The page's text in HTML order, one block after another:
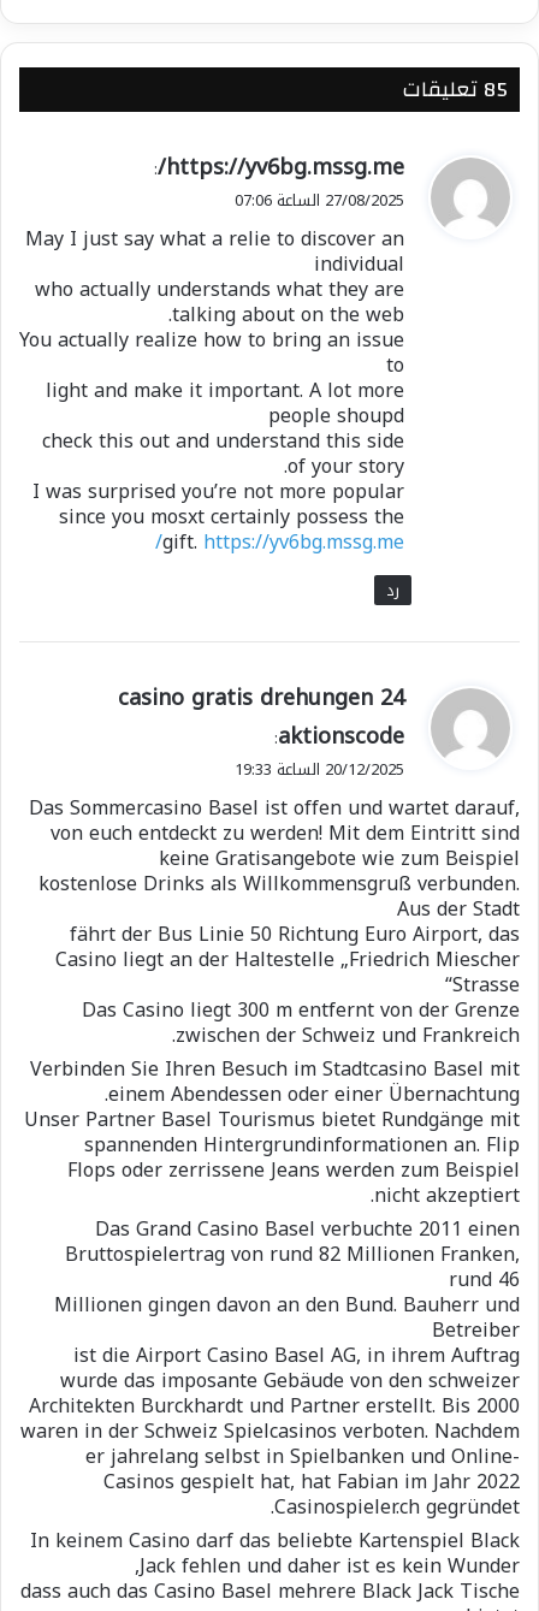
‫85 تعليقات
ي
ق
ل
https://yv6bg.mssg.me/
:
27/08/2025 الساعة 07:06
May I just say what a relie to discover an
individual
who actually understands what they are
talking about on the web.
You actually realize how to bring an issue
to
light and make it important. A lot more
people shoupd
check this out and understand this side
of your story.
I was surprised you’re not more popular
since you mosxt certainly possess the
gift. https://yv6bg.mssg.me/
رد
ي
و
ل
24 casino gratis drehungen
aktionscode
:
20/12/2025 الساعة 19:33
Das Sommercasino Basel ist offen und wartet darauf,
von euch entdeckt zu werden! Mit dem Eintritt sind
keine Gratisangebote wie zum Beispiel
kostenlose Drinks als Willkommensgruß verbunden.
Aus der Stadt
fährt der Bus Linie 50 Richtung Euro Airport, das
Casino liegt an der Haltestelle „Friedrich Miescher
Strasse“
Das Casino liegt 300 m entfernt von der Grenze
zwischen der Schweiz und Frankreich.
Verbinden Sie Ihren Besuch im Stadtcasino Basel mit
einem Abendessen oder einer Übernachtung.
Unser Partner Basel Tourismus bietet Rundgänge mit
spannenden Hintergrundinformationen an. Flip
Flops oder zerrissene Jeans werden zum Beispiel
nicht akzeptiert.
Das Grand Casino Basel verbuchte 2011 einen
Bruttospielertrag von rund 82 Millionen Franken,
rund 46
Millionen gingen davon an den Bund. Bauherr und
Betreiber
ist die Airport Casino Basel AG, in ihrem Auftrag
wurde das imposante Gebäude von den schweizer
Architekten Burckhardt und Partner erstellt. Bis 2000
waren in der Schweiz Spielcasinos verboten. Nachdem
er jahrelang selbst in Spielbanken und Online-
Casinos gespielt hat, hat Fabian im Jahr 2022
Casinospieler.ch gegründet.
In keinem Casino darf das beliebte Kartenspiel Black
Jack fehlen und daher ist es kein Wunder,
dass auch das Casino Basel mehrere Black Jack Tische